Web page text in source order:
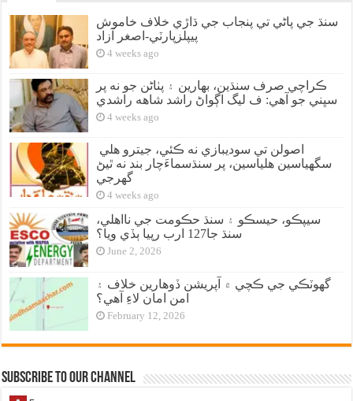
سنڌ جي پاڻي تي پنجاب جي ڌاڙي خلاف خاموش
پيپلزپارٽي-اصغر آزاد
4 weeks ago
ڪراچي صرف سنڌين، بهارين ۽ پٺاڻن جو نه پر
سڀني جو آهي: ف ليگ اڳواڻ راشد شاهه راشدي
4 weeks ago
سگهياسين هلياسين، پر سنڌسماءَچار بند نه ٿيڻ
گهرجي
4 weeks ago
سيپڪو، حيسڪو ۽ سنڌ حڪومت جي نااهلي،
سنڌ جا127 ارب رپيا ٻڏي ويا؟
June 2, 2026
گهوٽڪي جي ڪچي ۾ آپريشن ڏوهارين خلاف ۽
امن امان لاءِ آهي؟
February 12, 2026
Subscribe to our Channel